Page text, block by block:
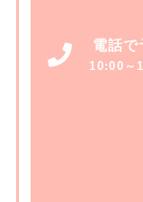
電話で
10:00～